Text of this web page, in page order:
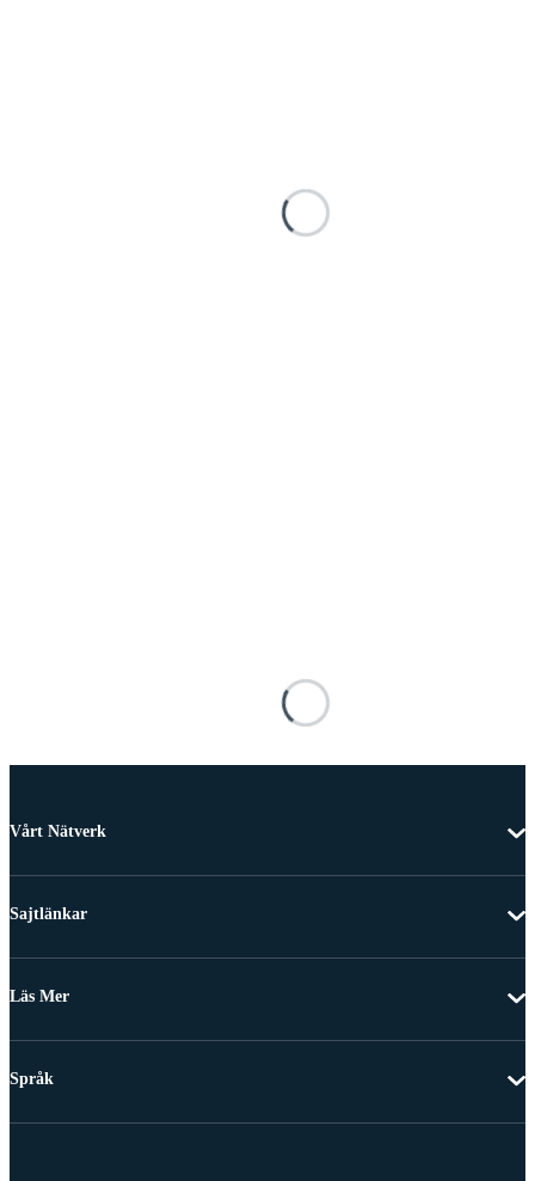
Vårt Nätverk
Sajtlänkar
Läs Mer
Språk